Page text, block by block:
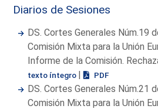
Diarios de Sesiones
DS. Cortes Generales Núm.19
Comisión Mixta para la Unión
Informe de la Comisión.
texto íntegro | PDF
DS. Cortes Generales Núm.21
Comisión Mixta para la Unión